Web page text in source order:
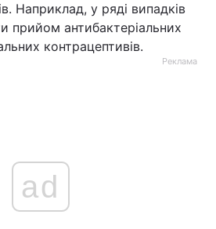
Наприклад, у ряді випадків
прийом антибактеріальних
контрацептивів.
Реклама
ad